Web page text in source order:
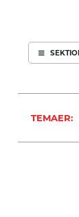
SEKTIONER
OM
TEMAER: